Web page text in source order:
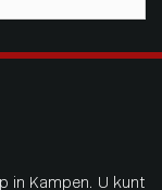
in Kampen. U kunt